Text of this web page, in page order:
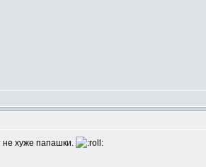
хуже папашки.